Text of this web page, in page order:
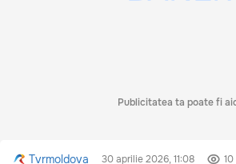
Publicitatea ta poate fi
Tvrmoldova 30 aprilie 2026, 11:08